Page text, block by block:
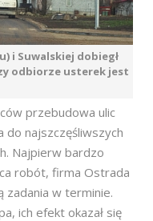
i Suwalskiej dobiegł
odbiorze usterek jest
przebudowa ulic
do najszczęśliwszych
Najpierw bardzo
robót, firma Ostrada
zadania w terminie.
ich efekt okazał się